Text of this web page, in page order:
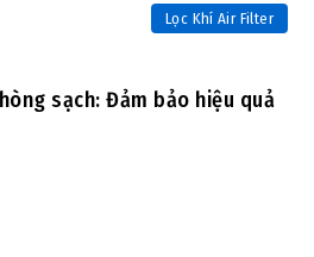
Lọc Khí Air Filter
sạch: Đảm bảo hiệu quả